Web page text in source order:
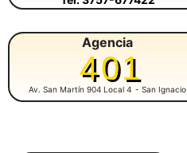
Agencia
401
Av. San Martín 904 Local 4 - San Ignacio